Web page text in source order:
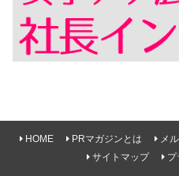
HOME PRマガジンとは メ
サイトマップ
プ